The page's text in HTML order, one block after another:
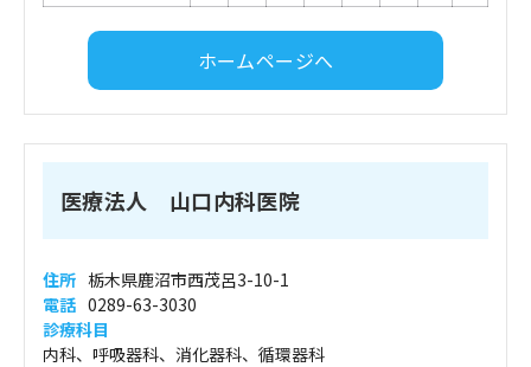
ホームページへ
医療法人 山口内科医院
住所 栃木県鹿沼市西茂呂3-10-1
電話 0289-63-3030
診療科目
内科、呼吸器科、消化器科、循環器科